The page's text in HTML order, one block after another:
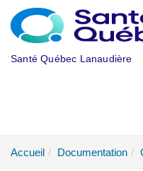
Aller au menu principal
Santé Québec Lanaudière
Accueil Documentation